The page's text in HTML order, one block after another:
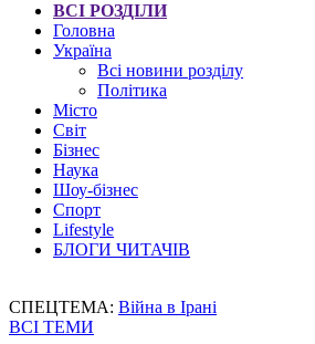
ВСІ РОЗДІЛИ
Головна
Україна
Всі новини розділу
Політика
Місто
Світ
Бізнес
Наука
Шоу-бізнес
Спорт
Lifestyle
БЛОГИ ЧИТАЧІВ
СПЕЦТЕМА: Війна в Ірані
ВСІ ТЕМИ